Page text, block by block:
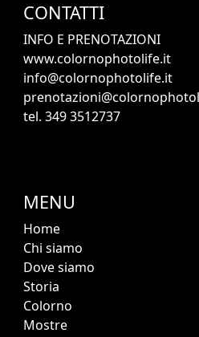
CONTATTI
INFO E PRENOTAZIONI
www.colornophotolife.it
info@colornophotolife.it
tel. 349 3512737
MENU
Home
Chi siamo
Dove siamo
Storia
Colorno
Mostre